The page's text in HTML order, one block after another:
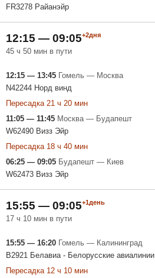
FR3278 Райанэйр
12:15 — 09:05+2дня
45 ч 50 мин в пути
12:15 — 13:45 Гомель — Москва
N42244 Норд винд
Пересадка 21 ч 20 мин
11:05 — 11:45 Москва — Будапешт
W62490 Визз Эйр
Пересадка 18 ч 40 мин
06:25 — 09:05 Будапешт — Киев
W62473 Визз Эйр
15:55 — 09:05+1день
17 ч 10 мин в пути
15:55 — 16:20 Гомель — Калининград
B2921 Белавиа - Белорусские авиалинии
Пересадка 12 ч 10 мин